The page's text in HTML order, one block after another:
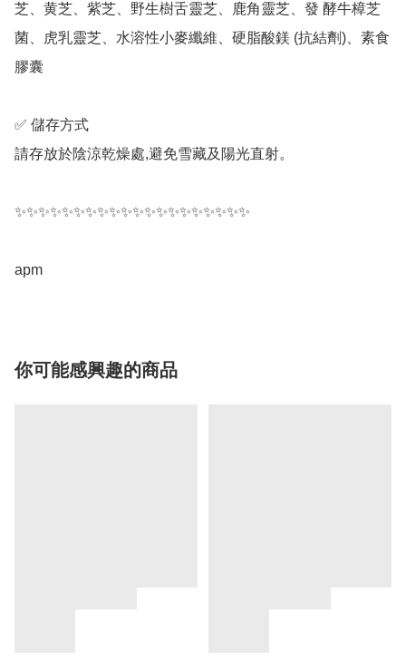
芝、黄芝、紫芝、野生樹舌靈芝、鹿角靈芝、發 酵牛樟芝
菌、虎乳靈芝、水溶性小麥纖維、硬脂酸鎂 (抗結劑)、素食
膠囊
✅ 儲存方式
請存放於陰涼乾燥處,避免雪藏及陽光直射。
✨✨✨✨✨✨✨✨✨✨✨✨✨✨✨✨✨✨✨✨
apm
你可能感興趣的商品